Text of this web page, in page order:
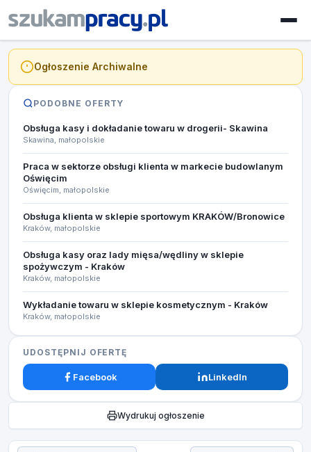
Ogłoszenie Archiwalne
PODOBNE OFERTY
Obsługa kasy i dokładanie towaru w drogerii- Skawina
Skawina, małopolskie
Praca w sektorze obsługi klienta w markecie budowlanym
Oświęcim
Oświęcim, małopolskie
Obsługa klienta w sklepie sportowym KRAKÓW/Bronowice
Kraków, małopolskie
Obsługa kasy oraz lady mięsa/wędliny w sklepie
spożywczym - Kraków
Kraków, małopolskie
Wykładanie towaru w sklepie kosmetycznym - Kraków
Kraków, małopolskie
UDOSTĘPNIJ OFERTĘ
Facebook LinkedIn
Wydrukuj ogłoszenie